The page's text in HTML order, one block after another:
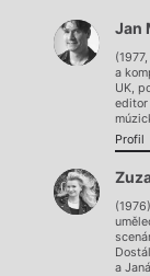
Jan
a
UK,
editor
Profil
a